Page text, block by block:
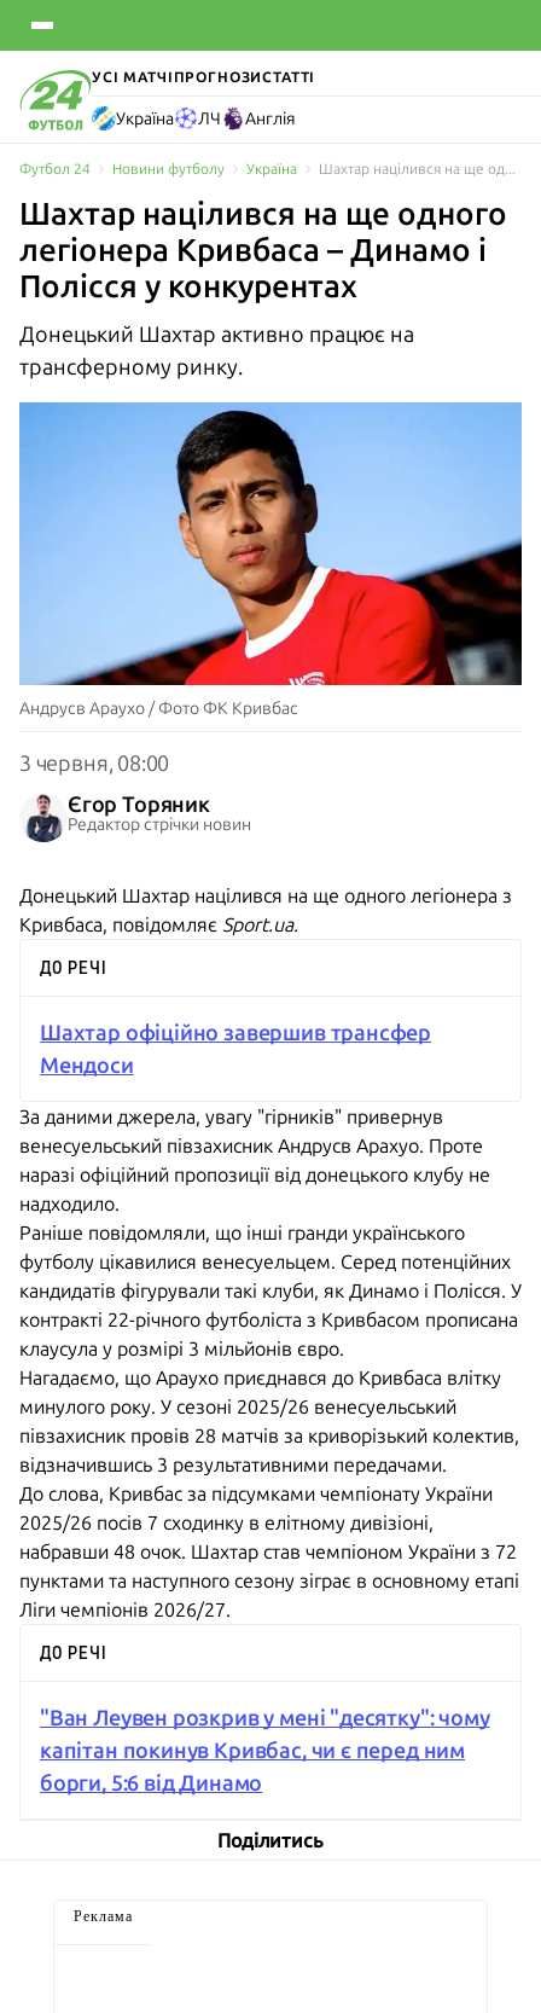
УСІ МАТЧІ ПРОГНОЗИСТАТТІ
Україна ЛЧ Англія
Футбол 24 Новини футболу Україна
Шахтар націлився на ще одного
легіонера Кривбаса – Динамо і
Полісся у конкурентах
Донецький Шахтар активно працює на
трансферному ринку.
Андрусв Араухо / Фото ФК Кривбас
3 червня, 08:00
Єгор Торяник
Редактор стрічки новин
Донецький Шахтар націлився на ще одного легіонера з
Кривбаса, повідомляє Sport.ua.
ДО РЕЧІ
Шахтар офіційно завершив трансфер
Мендоси
За даними джерела, увагу "гірників" привернув
венесуельський півзахисник Андрусв Арахуо. Проте
наразі офіційний пропозиції від донецького клубу не
надходило.
Раніше повідомляли, що інші гранди українського
футболу цікавилися венесуельцем. Серед потенційних
кандидатів фігурували такі клуби, як Динамо і Полісся. У
контракті 22-річного футболіста з Кривбасом прописана
клаусула у розмірі 3 мільйонів євро.
Нагадаємо, що Араухо приєднався до Кривбаса влітку
минулого року. У сезоні 2025/26 венесуельський
півзахисник провів 28 матчів за криворізький колектив,
відзначившись 3 результативними передачами.
До слова, Кривбас за підсумками чемпіонату України
2025/26 посів 7 сходинку в елітному дивізіоні,
набравши 48 очок. Шахтар став чемпіоном України з 72
пунктами та наступного сезону зіграє в основному етапі
Ліги чемпіонів 2026/27.
ДО РЕЧІ
"Ван Леувен розкрив у мені "десятку": чому
капітан покинув Кривбас, чи є перед ним
борги, 5:6 від Динамо
Поділитись
Реклама